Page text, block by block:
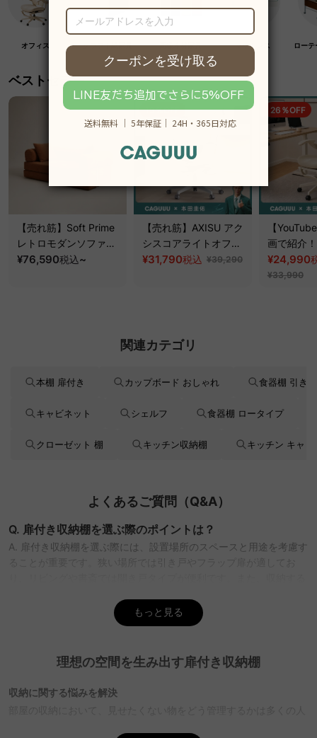
オフィス クラフト紙家具 高級木材家具 マットレス ロー
ベストセラー
【売れ筋】Soft Prime
レトロモダンソファベ
ッド｜20色以上から選
¥76,590税込~
19％OFF
【売れ筋】AXISU アク
シスコアライトオフィ
スチェア
¥31,790税込 ¥39,290
26％OFF
【
画で紹介
クシスエ
オフィス
¥24,990
¥33,990
関連カテゴリ
本棚 扉付き カップボード おしゃれ 食器棚 引き
キャビネット シェルフ 食器棚 ロータイプ
クローゼット 棚 キッチン収納棚 キッチン キャビ
よくあるご質問（Q&A）
Q. 扉付き収納棚を選ぶ際のポイントは？
A. 扉付き収納棚を選ぶ際には、設置場所のスペースと用途を考慮す
CAGUUUでは、北欧モダンやヴィンテージなど多様なデザインを取
り揃えており、無料インテリア提案「MyCoordi」を利用して、部
Q. 扉付き収納棚のメリット・デメリットは？
と、ホコリや虫の侵入を防ぎやすいことがあります。デメリットと
もっと見る
理想の空間を生み出す扉付き収納棚
収納に関する悩みを解決